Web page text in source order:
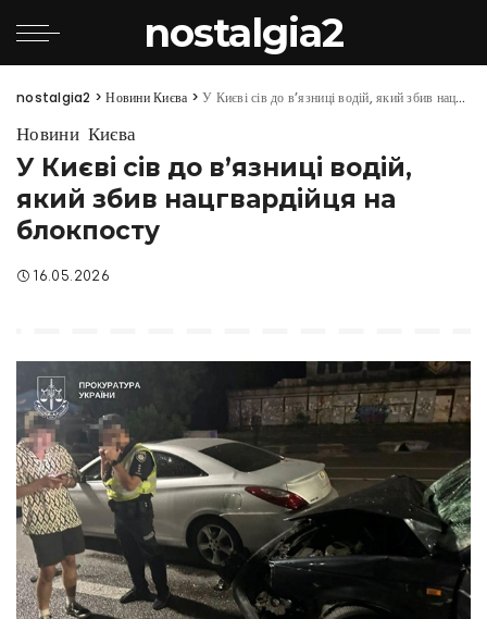
nostalgia2
nostalgia2 >Новини Києва >У Києві сів до в’язниці водій, який збив нацгвардійця на блокпосту
Новини Києва
У Києві сів до в’язниці водій,
який збив нацгвардійця на
блокпосту
16.05.2026